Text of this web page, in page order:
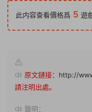
此内容查看價格爲 5 遊
原文鏈接： http://
請注明出處。
聲明：